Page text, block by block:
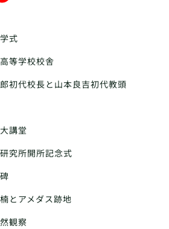
式
等学校校舎
初代校長と山本良吉初代教頭
講堂
究所開所記念式
とアメダス跡地
観察